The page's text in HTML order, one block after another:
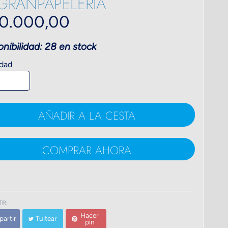
28 en stock
AÑADIR A LA CESTA
COMPRAR AHORA
Tuitear
Hacer
pin